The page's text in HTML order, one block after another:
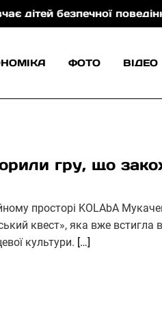
поведінки та
ФОТО ВІДЕО
гру, що
просторі KOLAbA
квест», яка вже
культури. […]